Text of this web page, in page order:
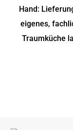
Hand:
eigenes,
Traumküche